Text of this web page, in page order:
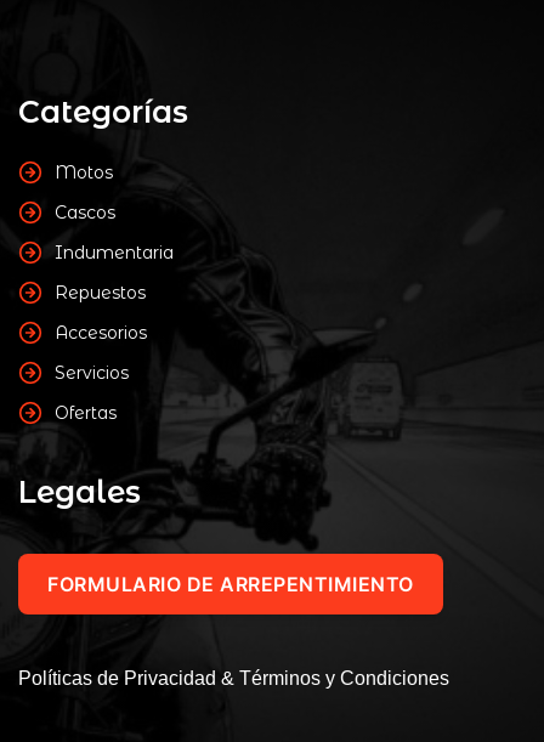
Categorías
Motos
Cascos
Indumentaria
Repuestos
Accesorios
Servicios
Ofertas
Legales
FORMULARIO DE ARREPENTIMIENTO
Políticas de Privacidad & Términos y Condiciones